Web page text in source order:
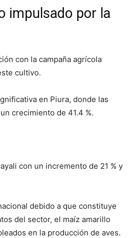
impulsado por la
con la campaña agrícola
cultivo.
en Piura, donde las
crecimiento de 41.4 %.
con un incremento de 21 % y
debido a que constituye
del sector, el maíz amarillo
en la producción de aves.